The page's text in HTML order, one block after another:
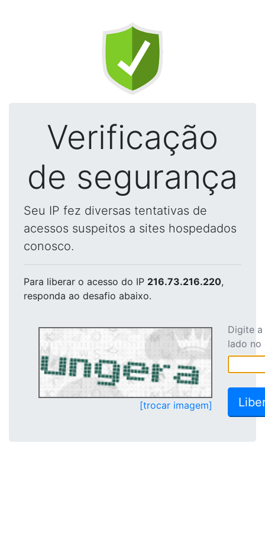
Verificação
de segurança
Seu IP fez diversas tentativas de
acessos suspeitos a sites hospedados
conosco.
Para liberar o acesso do IP 216.73.216.220,
responda ao desafio abaixo.
[trocar imagem]
Digite
lado no